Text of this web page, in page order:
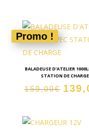
Promo !
BALADEUSE D’ATELIER
STATION DE CHARGE
159,00€ Le
était :